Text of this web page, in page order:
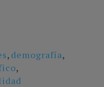
, demografía,
,